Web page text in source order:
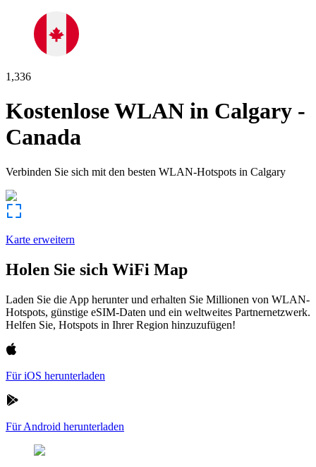
1,336
Kostenlose WLAN in Calgary -
Canada
Verbinden Sie sich mit den besten WLAN-Hotspots in Calgary
Karte erweitern
Holen Sie sich WiFi Map
Laden Sie die App herunter und erhalten Sie Millionen von WLAN-
Hotspots, günstige eSIM-Daten und ein weltweites Partnernetzwerk.
Helfen Sie, Hotspots in Ihrer Region hinzuzufügen!
Für iOS herunterladen
Für Android herunterladen